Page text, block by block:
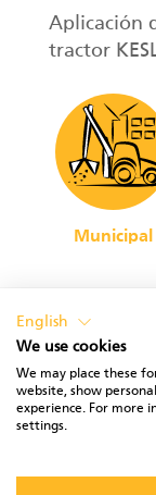
Aplicación
tractor
Municipal
English
We use cookies
We may place these
website, show
experience. For more
settings.